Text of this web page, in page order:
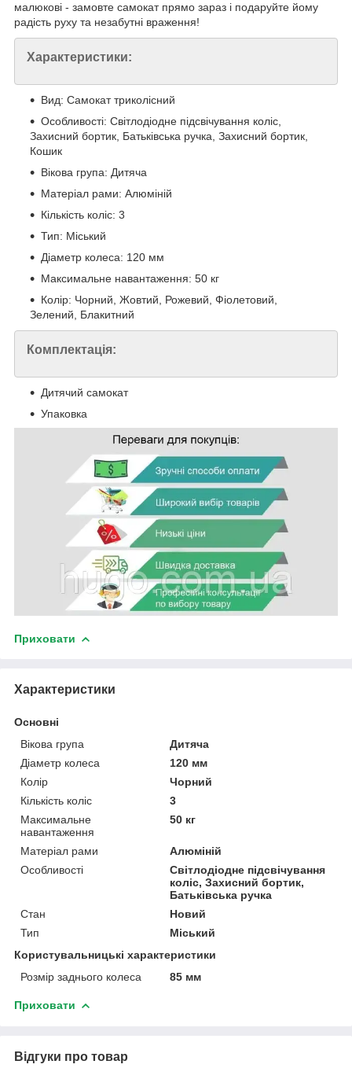
малюкові - замовте самокат прямо зараз і подаруйте йому
радість руху та незабутні враження!
Характеристики:
Вид: Самокат триколісний
Особливості: Світлодіодне підсвічування коліс,
Захисний бортик, Батьківська ручка, Захисний бортик,
Кошик
Вікова група: Дитяча
Матеріал рами: Алюміній
Кількість коліс: 3
Тип: Міський
Діаметр колеса: 120 мм
Максимальне навантаження: 50 кг
Колір: Чорний, Жовтий, Рожевий, Фіолетовий,
Зелений, Блакитний
Комплектація:
Дитячий самокат
Упаковка
Приховати
Характеристики
Основні
Вікова група
Дитяча
Діаметр колеса
120 мм
Колір
Чорний
Кількість коліс
3
Максимальне
навантаження
50 кг
Матеріал рами
Алюміній
Особливості
Світлодіодне підсвічування
коліс, Захисний бортик,
Батьківська ручка
Стан
Новий
Тип
Міський
Користувальницькі характеристики
Розмір заднього колеса
85 мм
Приховати
Відгуки про товар